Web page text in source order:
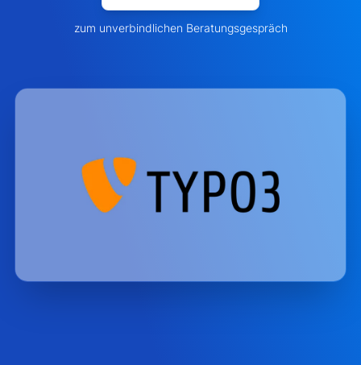
zum unverbindlichen Beratungsgespräch